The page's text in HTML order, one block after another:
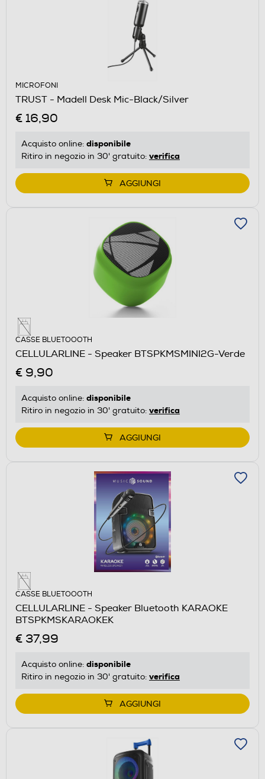
MICROFONI
TRUST - Madell Desk Mic-Black/Silver
€ 16,90
Acquisto online: disponibile
Ritiro in negozio in 30' gratuito: verifica
AGGIUNGI
CASSE BLUETOOOTH
CELLULARLINE - Speaker BTSPKMSMINI2G-Verde
€ 9,90
Acquisto online: disponibile
Ritiro in negozio in 30' gratuito: verifica
AGGIUNGI
CASSE BLUETOOOTH
CELLULARLINE - Speaker Bluetooth KARAOKE
BTSPKMSKARAOKEK
€ 37,99
Acquisto online: disponibile
Ritiro in negozio in 30' gratuito: verifica
AGGIUNGI